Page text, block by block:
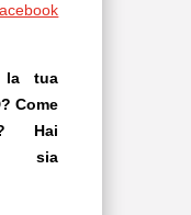
la tua
Come
Hai
sia